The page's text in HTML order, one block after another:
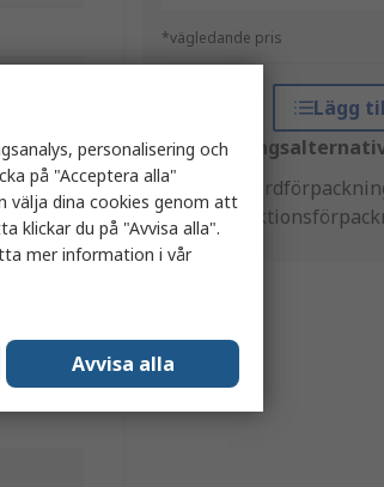
*vägledande pris
Lägg
personalisering och
på "Acceptera alla"
välja dina cookies genom att
klickar du på "Avvisa alla".
mer information i vår
Avvisa alla